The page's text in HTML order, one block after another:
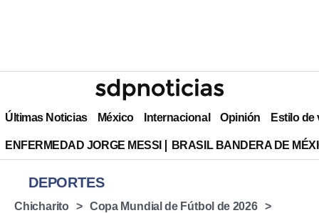
Últimas Noticias México Internacional Opinión Estilo de
ENFERMEDAD JORGE MESSI BRASIL BANDERA DE
DEPORTES
Chicharito Copa Mundial de Fútbol de 2026